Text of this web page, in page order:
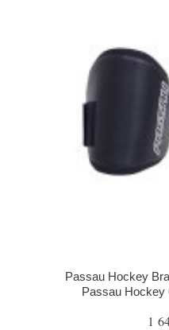
Passau Hockey
Passau Hockey
1